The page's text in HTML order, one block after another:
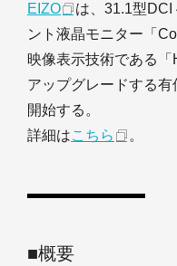
EIZO
は、31.1型DCI
ント液晶モニター「
映像表示技術である
アップグレードする
開始する。
詳細はこちら 。
■概要